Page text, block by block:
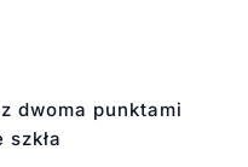
dwoma punktami